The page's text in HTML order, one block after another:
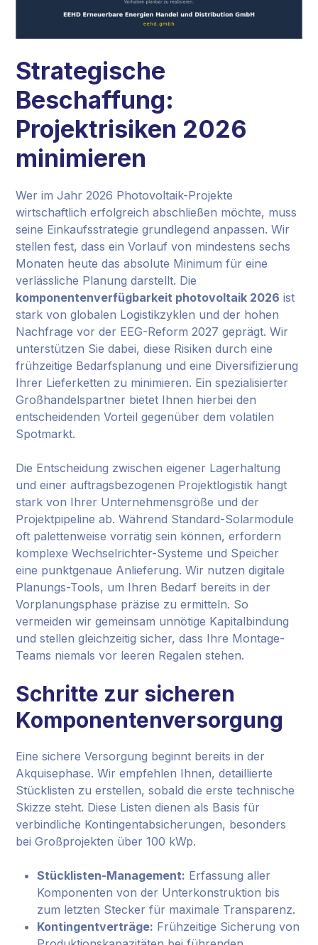
Strategische
Beschaffung:
Projektrisiken 2026
minimieren
Wer im Jahr 2026 Photovoltaik-Projekte
wirtschaftlich erfolgreich abschließen möchte, muss
seine Einkaufsstrategie grundlegend anpassen. Wir
stellen fest, dass ein Vorlauf von mindestens sechs
Monaten heute das absolute Minimum für eine
verlässliche Planung darstellt. Die
komponentenverfügbarkeit photovoltaik 2026 ist
stark von globalen Logistikzyklen und der hohen
Nachfrage vor der EEG-Reform 2027 geprägt. Wir
unterstützen Sie dabei, diese Risiken durch eine
frühzeitige Bedarfsplanung und eine Diversifizierung
Ihrer Lieferketten zu minimieren. Ein spezialisierter
Großhandelspartner bietet Ihnen hierbei den
entscheidenden Vorteil gegenüber dem volatilen
Spotmarkt.
Die Entscheidung zwischen eigener Lagerhaltung
und einer auftragsbezogenen Projektlogistik hängt
stark von Ihrer Unternehmensgröße und der
Projektpipeline ab. Während Standard-Solarmodule
oft palettenweise vorrätig sein können, erfordern
komplexe Wechselrichter-Systeme und Speicher
eine punktgenaue Anlieferung. Wir nutzen digitale
Planungs-Tools, um Ihren Bedarf bereits in der
Vorplanungsphase präzise zu ermitteln. So
vermeiden wir gemeinsam unnötige Kapitalbindung
und stellen gleichzeitig sicher, dass Ihre Montage-
Teams niemals vor leeren Regalen stehen.
Schritte zur sicheren
Komponentenversorgung
Eine sichere Versorgung beginnt bereits in der
Akquisephase. Wir empfehlen Ihnen, detaillierte
Stücklisten zu erstellen, sobald die erste technische
Skizze steht. Diese Listen dienen als Basis für
verbindliche Kontingentabsicherungen, besonders
bei Großprojekten über 100 kWp.
Stücklisten-Management: Erfassung aller
Komponenten von der Unterkonstruktion bis
zum letzten Stecker für maximale Transparenz.
Kontingentverträge: Frühzeitige Sicherung von